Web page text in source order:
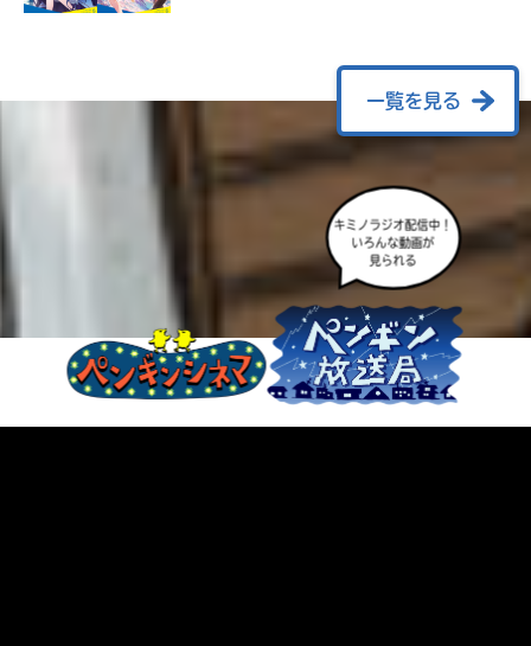
一覧を見る
キミノラジオ配信中！
いろんな動画が
見られる
も
度
み
て
ね
る